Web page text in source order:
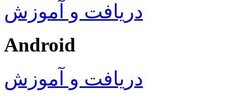
دریافت و آموزش
Android
دریافت و آموزش